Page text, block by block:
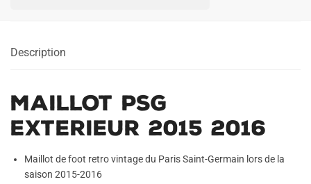
Description
Maillot PSG
Exterieur 2015 2016
Maillot de foot retro vintage du Paris Saint-Germain lors de la
saison 2015-2016